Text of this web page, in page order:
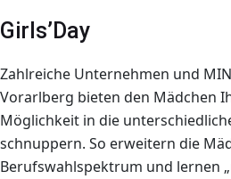
Girls’Day
Zahlreiche Unternehmen und
Vorarlberg bieten den Mädchen
Möglichkeit in die
schnuppern. So erweitern die
Berufswahlspektrum und lernen